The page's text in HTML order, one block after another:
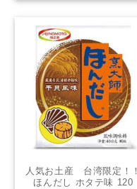
人気お土産 台湾限定！！
ほんだし ホタテ味 120